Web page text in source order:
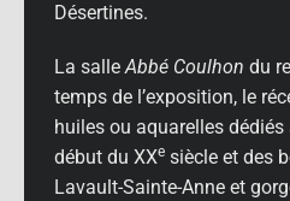
Désertines.
La salleAbbé Coulhon du
temps de l’exposition, le
huiles ou aquarelles
début du XXe siècle et des
Lavault-Sainte-Anne et